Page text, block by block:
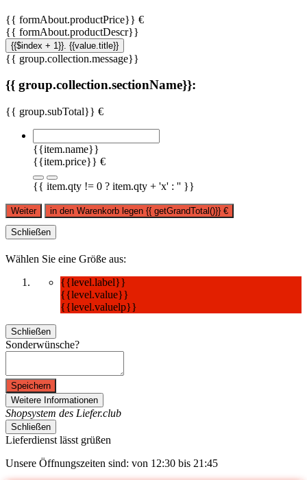
{{ formAbout.productPrice}} €
{{ formAbout.productDescr}}
{{$index + 1}}. {{value.title}}
{{ group.collection.message}}
{{ group.collection.sectionName}}:
{{ group.subTotal}} €
{{item.name}}
{{item.price}} €
{{ item.qty != 0 ? item.qty + 'x' : '' }}
Weiter in den Warenkorb legen {{ getGrandTotal()}} €
Schließen
Wählen Sie eine Größe aus:
{{level.label}}
{{level.value}}
{{level.valuelp}}
Schließen
Sonderwünsche?
Speichern
Weitere Informationen
Shopsystem des Liefer.club
Schließen
Lieferdienst lässt grüßen
Unsere Öffnungszeiten sind: von 12:30 bis 21:45